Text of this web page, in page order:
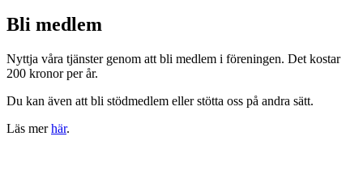
Bli medlem
Nyttja våra tjänster genom att bli medlem i föreningen. Det kostar
200 kronor per år.
Du kan även att bli stödmedlem eller stötta oss på andra sätt.
Läs merhär.